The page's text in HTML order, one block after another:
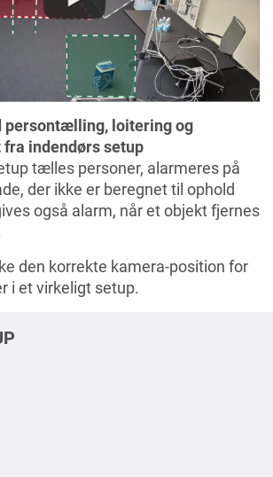
persontælling, loitering og
indendørs setup
tælles personer, alarmeres på
der ikke er beregnet til ophold
også alarm, når et objekt fjernes
den korrekte kamera-position for
i et virkeligt setup.